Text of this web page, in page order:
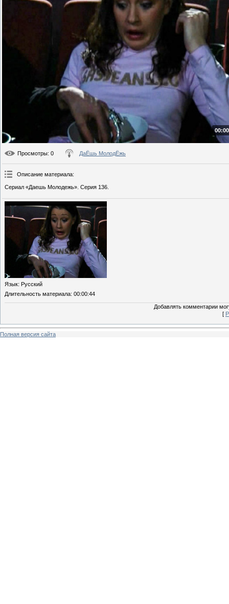
Просмотры: 0 ДаЁшь МолодЁжь
Описание материала:
Сериал «Даешь Молодежь». Серия 136.
Язык: Русский
Длительность материала: 00:00:44
Добавлять комментарии
[
Полная версия сайта